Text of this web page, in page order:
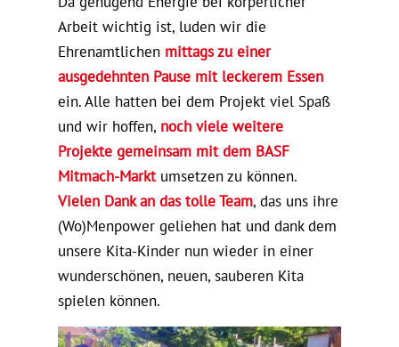
Arbeit wichtig ist, luden wir die
Ehrenamtlichen mittags zu einer
ausgedehnten Pause mit leckerem Essen
ein. Alle hatten bei dem Projekt viel Spaß
und wir hoffen, noch viele weitere
Projekte gemeinsam mit dem BASF
Mitmach-Marktumsetzen zu können.
Vielen Dank an das tolle Team, das uns ihre
(Wo)Menpower geliehen hat und dank dem
unsere Kita-Kinder nun wieder in einer
wunderschönen, neuen, sauberen Kita
spielen können.